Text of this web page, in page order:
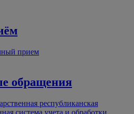
прием
обращения
республиканская
система учета и обработки